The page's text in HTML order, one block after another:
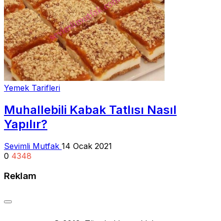
Yemek Tarifleri
Muhallebili Kabak Tatlısı Nasıl
Yapılır?
Sevimli Mutfak 14 Ocak 2021
0 4348
Reklam